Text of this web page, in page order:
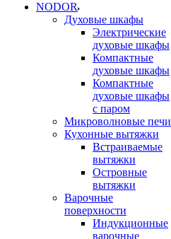
NODOR
Духовые шкафы
Электрические
духовые шкафы
Компактные
духовые шкафы
Компактные
духовые шкафы
с паром
Микроволновые печи
Кухонные вытяжки
Встраиваемые
вытяжки
Островные
вытяжки
Варочные
поверхности
Индукционные
варочные